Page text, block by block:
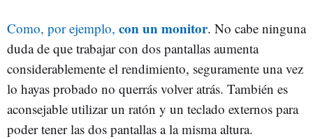
Como, por ejemplo, con un monitor. No cabe ninguna
duda de que trabajar con dos pantallas aumenta
considerablemente el rendimiento, seguramente una vez
lo hayas probado no querrás volver atrás. También es
aconsejable utilizar un ratón y un teclado externos para
poder tener las dos pantallas a la misma altura.